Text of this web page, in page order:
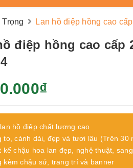
Lan hồ điệp hồng cao
điệp hồng cao cấp
hồ điệp chất lượng cao
to, cành dài, đẹp và tươi lâu (Trên 30
kế chậu hoa lan đẹp, nghệ thuật,
kèm chậu sứ, trang trí và banner